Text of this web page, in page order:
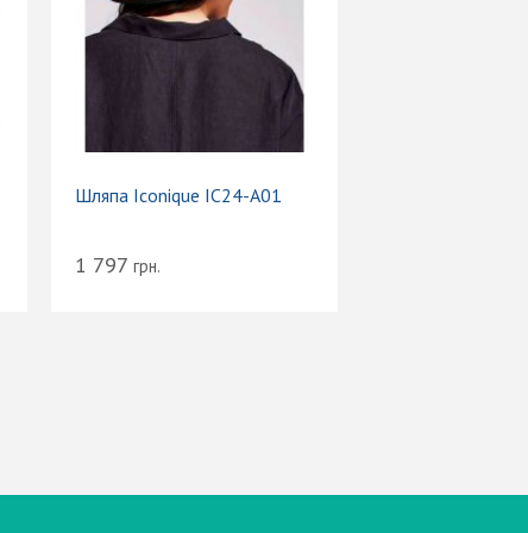
Шляпа Iconique IC24-A01
1 797 грн.